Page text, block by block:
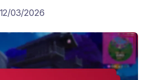
12/03/2026